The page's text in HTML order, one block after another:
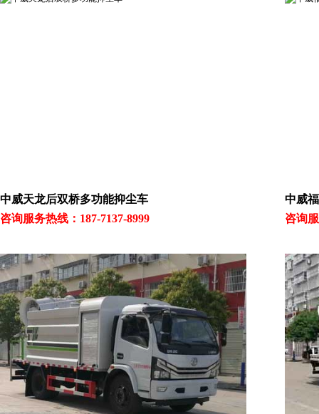
中威天龙后双桥多功能抑尘车
咨询服务热线：187-7137-8999
中威
咨询